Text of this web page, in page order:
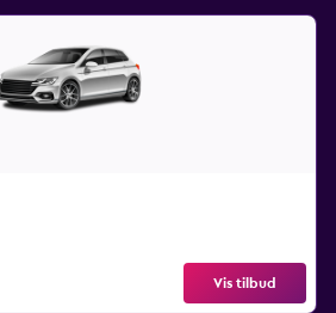
Vis tilbud